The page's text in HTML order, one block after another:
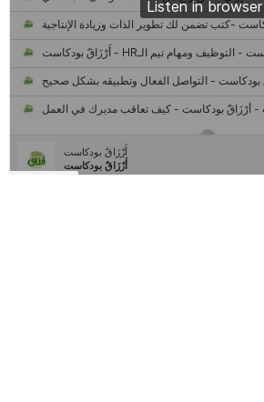
معرفته عن مشروع "رواد 2030″
للثقافة والفنون | نموذج المركز القروي الريادي في الثقافة